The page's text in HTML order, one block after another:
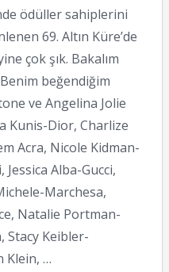
ödüller sahiplerini
69. Altın Küre’de
çok şık. Bakalım
beğendiğim
ve Angelina Jolie
Kunis-Dior, Charlize
Acra, Nicole Kidman-
Jessica Alba-Gucci,
Marchesa,
Natalie Portman-
Stacy Keibler-
Klein, …